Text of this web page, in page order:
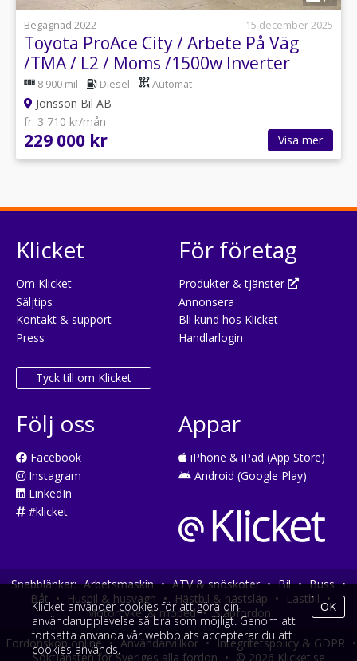
Begagnad 2022
15 december 2025
Toyota ProAce City / Arbete På Väg
/TMA / L2 / Moms /1500w Inverter
8 900 mil Diesel Automat
Jonsson Bil AB
fr. 3 710 kr/mån
229 000 kr Visa mer
Klicket
Om Klicket
Säljtips
Kontakt & support
Press
Tyck till om Klicket
För företag
Produkter & tjänster
Annonsera
Bli kund hos Klicket
Handlarlogin
Följ oss
Facebook
Instagram
LinkedIn
#klicket
Appar
iPhone & iPad (App Store)
Android (Google Play)
Snabblänkar: Arbetsmaskin • ATV & snöskoter • Bil • Buss •
Båt • Husbil & husvagn • Hästbil & hästsläp • Lastbil •
Motorcykel & moped • Släpfordon
Fordonsköp online • Användarvillkor • Integritetspolicy & GDPR •
Söktjänsten för Sveriges alla fordon • © 2026 Klicket.se
Klicket använder cookies för att göra din
användarupplevelse så bra som möjligt. Genom att
fortsätta använda vår webbplats accepterar du att
cookies används.
OK